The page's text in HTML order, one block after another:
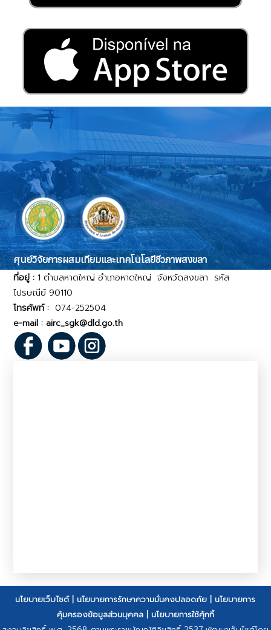
ศุนย์วิจัยการผสมเทียมและเทคโนโลยีชีวภาพสงขลา
ที่อยู่ :1 ตำบลหาดใหญ่ อำเภอหาดใหญ่ จังหวัดสงขลา รหัส
ไปรษณีย์ 90110
โทรศัพท์ : 074-252504
e-mail : airc_sgk@dld.go.th
นโยบายเว็บไซต์|นโยบายการรักษาความมั่นคงปลอดภัย |นโยบายการ
คุ้มครองข้อมูลส่วนบุคคล| นโยบายการใช้คุ้กกี้